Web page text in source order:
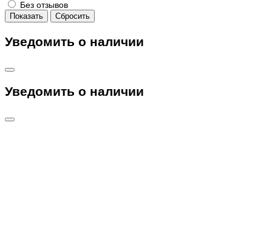
Без отзывов
Показать Сбросить
Уведомить о наличии
Уведомить о наличии